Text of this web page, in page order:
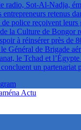
radio, Sot-Al-Nadja,
retenus
police reçoivent leurs
la Culture de Bongor
à réinsérer près de
Général de Brigade
le Tchad et
un partenariat